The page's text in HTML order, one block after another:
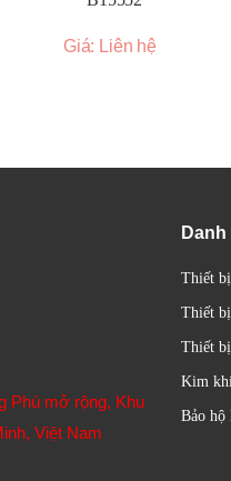
Giá: Liên hệ
Phú mở rộng, Khu
Việt Nam
Thiết
Thiết
Thiết
Kim
Bảo hộ